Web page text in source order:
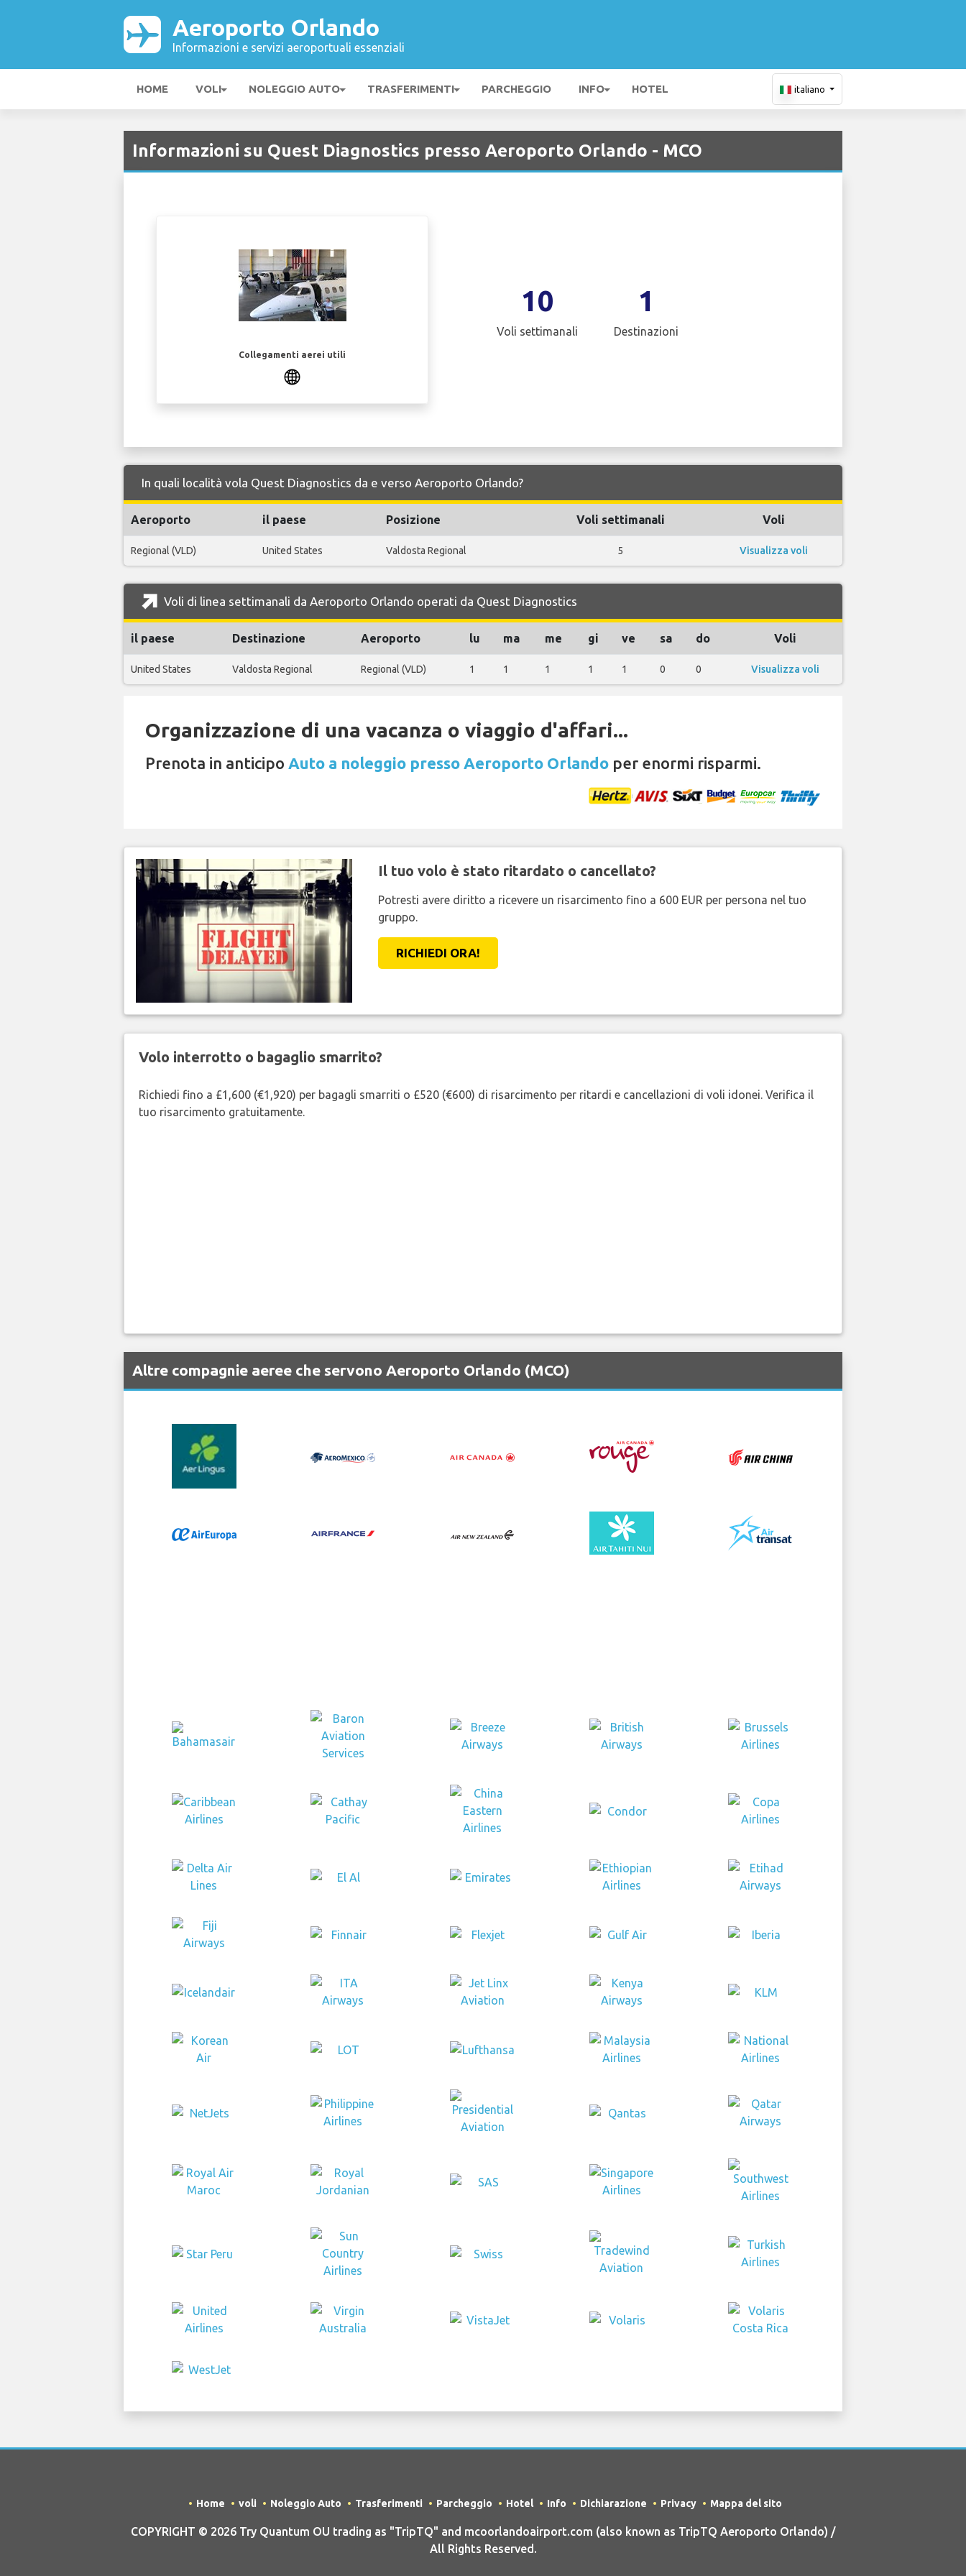
Aeroporto Orlando
Informazioni e servizi aeroportuali essenziali
HOME VOLI NOLEGGIO AUTO TRASFERIMENTI PARCHEGGIO INFO HOTEL italiano
Informazioni su Quest Diagnostics presso Aeroporto Orlando - MCO
Collegamenti aerei utili
10
Voli settimanali
1
Destinazioni
In quali località vola Quest Diagnostics da e verso Aeroporto Orlando?
Aeroporto il paese Posizione Voli settimanali Voli
Regional (VLD) United States Valdosta Regional 5 Visualizza voli
Voli di linea settimanali da Aeroporto Orlando operati da Quest Diagnostics
il paese Destinazione Aeroporto lu ma me gi ve sa do Voli
United States Valdosta Regional Regional (VLD) 1 1 1 1 1 0 0 Visualizza voli
Organizzazione di una vacanza o viaggio d'affari...
Prenota in anticipo Auto a noleggio presso Aeroporto Orlando per enormi risparmi.
Il tuo volo è stato ritardato o cancellato?
Potresti avere diritto a ricevere un risarcimento fino a 600 EUR per persona nel tuo
gruppo.
RICHIEDI ORA!
Volo interrotto o bagaglio smarrito?
Richiedi fino a £1,600 (€1,920) per bagagli smarriti o £520 (€600) di risarcimento per ritardi e cancellazioni di voli idonei. Verifica il
tuo risarcimento gratuitamente.
Altre compagnie aeree che servono Aeroporto Orlando (MCO)
Home voli Noleggio Auto Trasferimenti Parcheggio Hotel Info Dichiarazione Privacy Mappa del sito
COPYRIGHT © 2026 Try Quantum OU trading as "TripTQ" and mcoorlandoairport.com (also known as TripTQ Aeroporto Orlando) /
All Rights Reserved.